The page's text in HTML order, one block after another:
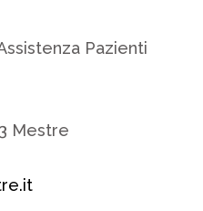
Pazienti
Mestre